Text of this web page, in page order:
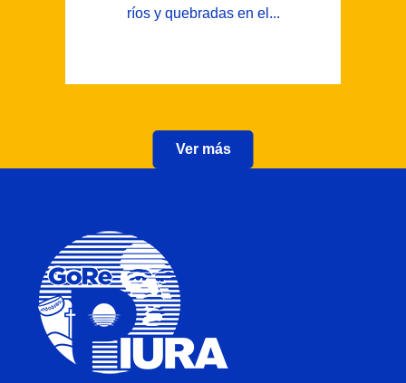
ríos y quebradas en el...
Ver más